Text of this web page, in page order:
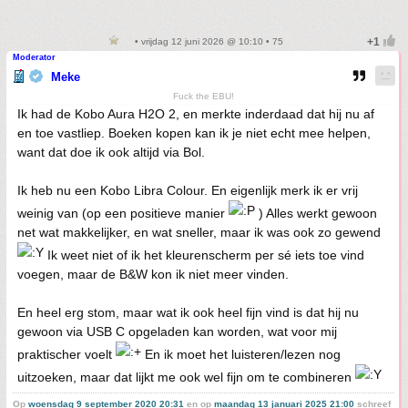
• vrijdag 12 juni 2026 @ 10:10 • 75
Moderator
Meke
Fuck the EBU!
Ik had de Kobo Aura H2O 2, en merkte inderdaad dat hij nu af
en toe vastliep. Boeken kopen kan ik je niet echt mee helpen,
want dat doe ik ook altijd via Bol.
Ik heb nu een Kobo Libra Colour. En eigenlijk merk ik er vrij
weinig van (op een positieve manier
) Alles werkt gewoon
net wat makkelijker, en wat sneller, maar ik was ook zo gewend
Ik weet niet of ik het kleurenscherm per sé iets toe vind
voegen, maar de B&W kon ik niet meer vinden.
En heel erg stom, maar wat ik ook heel fijn vind is dat hij nu
gewoon via USB C opgeladen kan worden, wat voor mij
praktischer voelt
En ik moet het luisteren/lezen nog
uitzoeken, maar dat lijkt me ook wel fijn om te combineren
Op woensdag 9 september 2020 20:31 en op maandag 13 januari 2025 21:00 schreef